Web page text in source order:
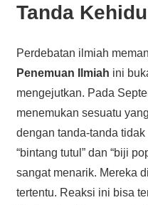
Tanda
Perdebatan ilmiah
Penemuan Ilmiah ini
mengejutkan. Pada
menemukan sesuatu
dengan tanda-tanda
“bintang tutul” dan “biji
sangat menarik. Mereka
tertentu. Reaksi ini bisa